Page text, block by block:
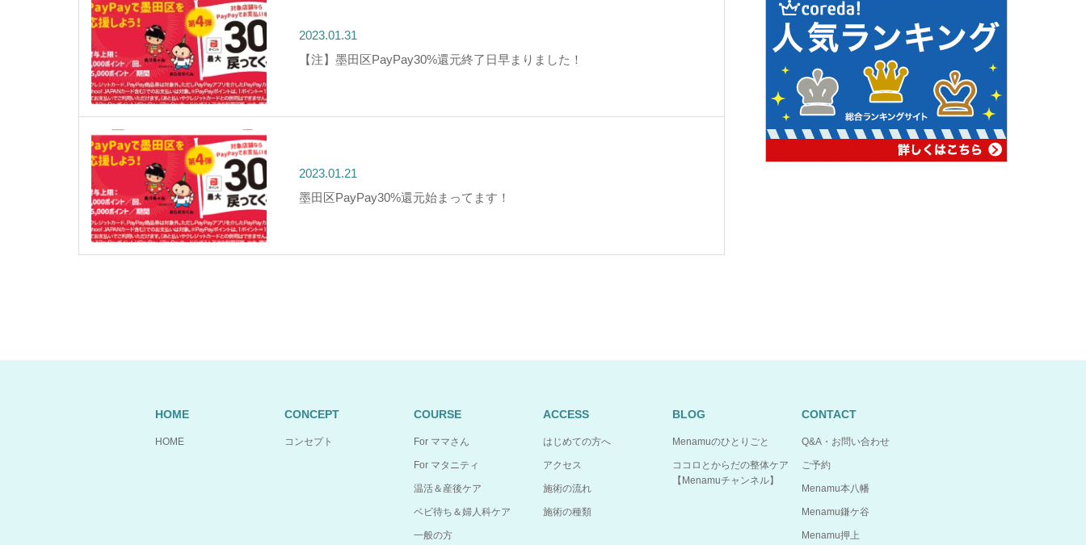
2023.01.31
【注】墨田区PayPay30%還元終了日早まりました！
2023.01.21
墨田区PayPay30%還元始まってます！
HOME
HOME
CONCEPT
コンセプト
COURSE
For ママさん
For マタニティ
温活＆産後ケア
ベビ待ち＆婦人科ケア
一般の方
ACCESS
はじめての方へ
アクセス
施術の流れ
施術の種類
BLOG
Menamuのひとりごと
ココロとからだの整体ケア
【Menamuチャンネル】
CONTACT
Q&A・お問い合わせ
ご予約
Menamu本八幡
Menamu鎌ケ谷
Menamu押上